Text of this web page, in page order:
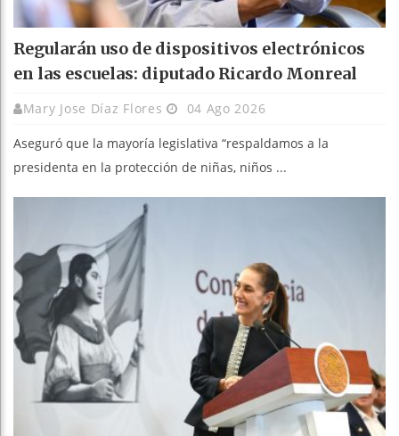
Regularán uso de dispositivos electrónicos
en las escuelas: diputado Ricardo Monreal
Mary Jose Díaz Flores 04 Ago 2026
Aseguró que la mayoría legislativa “respaldamos a la
presidenta en la protección de niñas, niños ...